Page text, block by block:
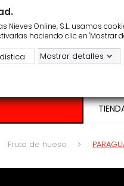
Fruta de hueso
Nieves Online, S.L. usamos
haciendo clic en 'Mostrar
Mostrar detalles